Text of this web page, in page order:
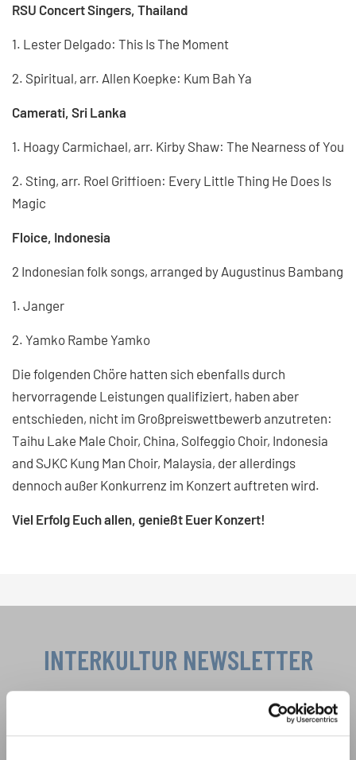
RSU Concert Singers, Thailand
1. Lester Delgado: This Is The Moment
2. Spiritual, arr. Allen Koepke: Kum Bah Ya
Camerati, Sri Lanka
1. Hoagy Carmichael, arr. Kirby Shaw: The Nearness of You
2. Sting, arr. Roel Griffioen: Every Little Thing He Does Is
Magic
Floice, Indonesia
2 Indonesian folk songs, arranged by Augustinus Bambang
1. Janger
2. Yamko Rambe Yamko
Die folgenden Chöre hatten sich ebenfalls durch
hervorragende Leistungen qualifiziert, haben aber
entschieden, nicht im Großpreiswettbewerb anzutreten:
Taihu Lake Male Choir, China, Solfeggio Choir, Indonesia
and SJKC Kung Man Choir, Malaysia, der allerdings
dennoch außer Konkurrenz im Konzert auftreten wird.
Viel Erfolg Euch allen, genießt Euer Konzert!
INTERKULTUR NEWSLETTER
Festivals, Chorwettbewerbe, Mitsingprojekte:
Auftrittsmöglichkeiten bekommen Sie im